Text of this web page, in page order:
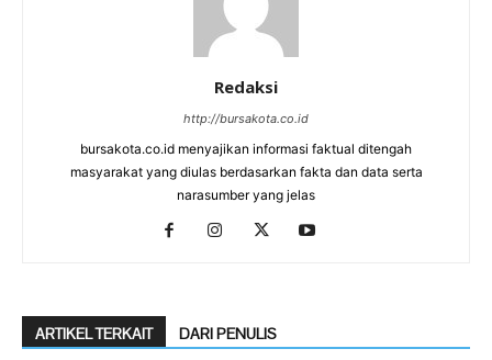
Redaksi
http://bursakota.co.id
bursakota.co.id menyajikan informasi faktual ditengah
masyarakat yang diulas berdasarkan fakta dan data serta
narasumber yang jelas
ARTIKEL TERKAIT DARI PENULIS